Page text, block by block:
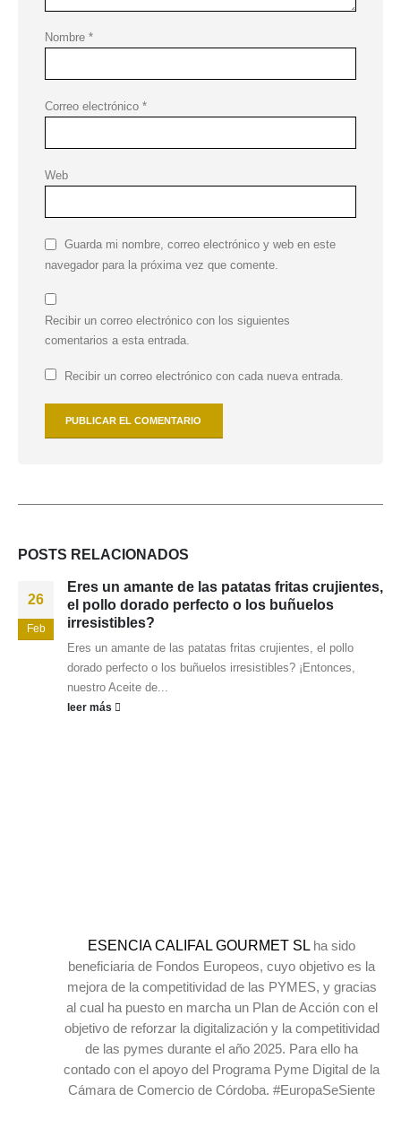
Nombre *
Correo electrónico *
Web
Guarda mi nombre, correo electrónico y web en este
navegador para la próxima vez que comente.
Recibir un correo electrónico con los siguientes
comentarios a esta entrada.
Recibir un correo electrónico con cada nueva entrada.
POSTS RELACIONADOS
26
Feb
Eres un amante de las patatas fritas crujientes,
el pollo dorado perfecto o los buñuelos
irresistibles?
Eres un amante de las patatas fritas crujientes, el pollo
dorado perfecto o los buñuelos irresistibles? ¡Entonces,
nuestro Aceite de...
leer más
ESENCIA CALIFAL GOURMET SL ha sido
beneficiaria de Fondos Europeos, cuyo objetivo es la
mejora de la competitividad de las PYMES, y gracias
al cual ha puesto en marcha un Plan de Acción con el
objetivo de reforzar la digitalización y la competitividad
de las pymes durante el año 2025. Para ello ha
contado con el apoyo del Programa Pyme Digital de la
Cámara de Comercio de Córdoba. #EuropaSeSiente